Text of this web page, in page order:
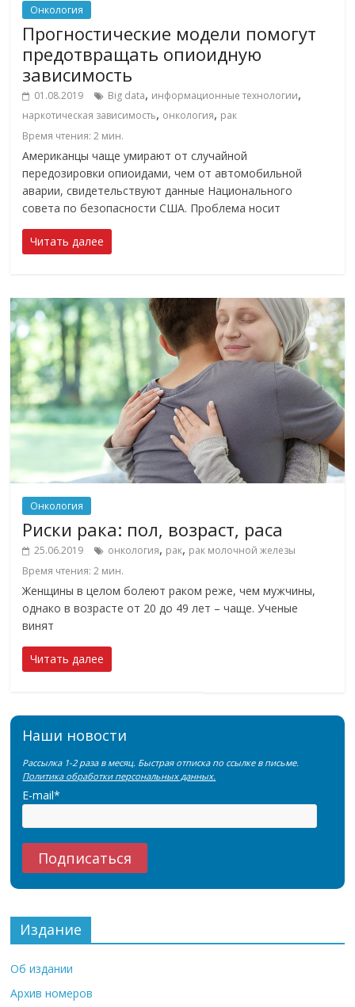
Онкология
Прогностические модели помогут
предотвращать опиоидную
зависимость
01.08.2019 Big data, информационные технологии,
наркотическая зависимость, онкология, рак
Время чтения:2 мин.
Американцы чаще умирают от случайной
передозировки опиоидами, чем от автомобильной
аварии, свидетельствуют данные Национального
совета по безопасности США. Проблема носит
Читать далее
Онкология
Риски рака: пол, возраст, раса
25.06.2019 онкология, рак, рак молочной железы
Время чтения:2 мин.
Женщины в целом болеют раком реже, чем мужчины,
однако в возрасте от 20 до 49 лет – чаще. Ученые
винят
Читать далее
Наши новости
Рассылка 1-2 раза в месяц. Быстрая отписка по ссылке в письме.
Политика обработки персональных данных.
E-mail*
Издание
Об издании
Архив номеров